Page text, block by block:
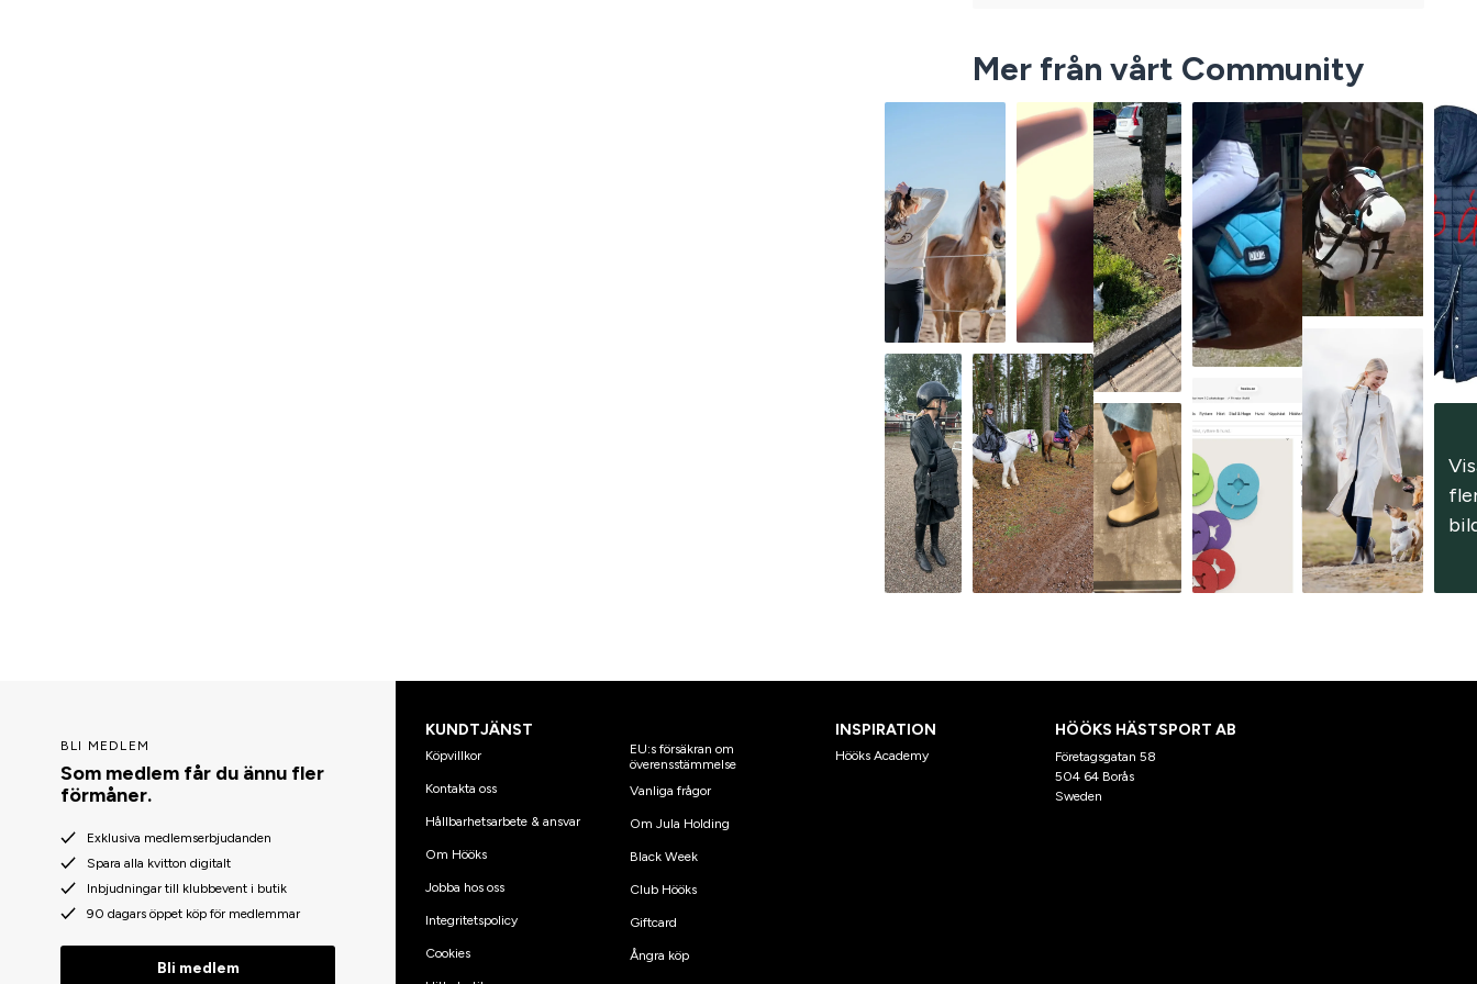
Mer från vårt Community
BLI MEDLEM
Som medlem får du ännu fler
förmåner.
Exklusiva medlemserbjudanden
Spara alla kvitton digitalt
Inbjudningar till klubbevent i butik
90 dagars öppet köp för medlemmar
Bli medlem
KUNDTJÄNST
Köpvillkor
Kontakta oss
Hållbarhetsarbete & ansvar
Om Hööks
Jobba hos oss
Integritetspolicy
Cookies
EU:s försäkran om
överensstämmelse
Vanliga frågor
Om Jula Holding
Black Week
Club Hööks
Giftcard
Ångra köp
INSPIRATION
Hööks Academy
HÖÖKS HÄSTSPORT AB
Företagsgatan 58
504 64 Borås
Sweden